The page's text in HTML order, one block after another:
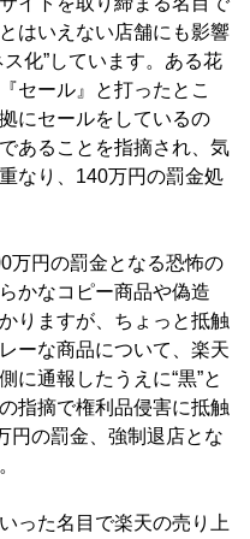
はいえない店舗にも影響
化”しています。ある花
セール』と打ったとこ
にセールをしているの
あることを指摘され、気
なり、140万円の罰金処
円の罰金となる恐怖の
かなコピー商品や偽造
りますが、ちょっと抵触
ーな商品について、楽天
に通報したうえに“黒”と
指摘で権利品侵害に抵触
円の罰金、強制退店とな
った名目で楽天の売り上